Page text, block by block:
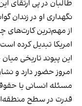
طالبان در پی ارتقای
از مهم‌ترین کارت‌های
امریکا تبدیل کرده
این پیوند تاریخی
امروز حضور دارد و
مسئله انسانی یا
قدرت در سطح